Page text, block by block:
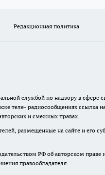
Редакционная политика
службой по надзору в
теле- радиосообщениях ссылка
и смежных правах.
размещенные на сайте и его
РФ об авторском
правообладателя.